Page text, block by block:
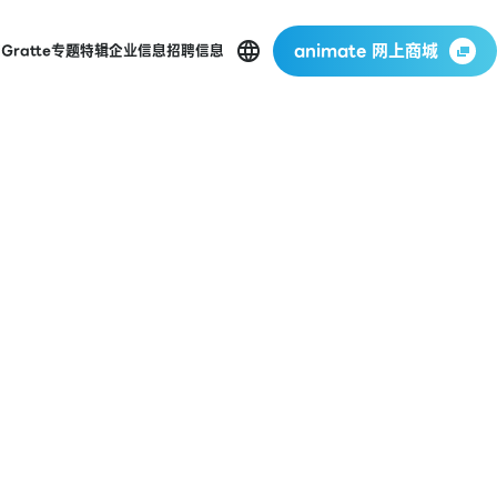
Gratte专题特辑企业信息招聘信息 animate 网上商城